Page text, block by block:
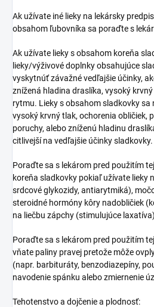
Ak užívate iné lieky na lekársky
obsahom ľubovníka sa poraďte s
Ak užívate lieky s obsahom koreňa
lieky/výživové doplnky obsahujúce
vyskytnúť závažné vedľajšie účinky,
znížená hladina draslíka, vysoký
rytmu. Lieky s obsahom sladkovky sa
vysoký krvný tlak, ochorenia obličiek,
poruchy, alebo zníženú hladinu
citlivejší na vedľajšie účinky sladkovky.
Poraďte sa s lekárom pred použitím
koreňa sladkovky pokiaľ užívate lieky
srdcové glykozidy, antiarytmiká),
steroidné hormóny kôry nadobličiek
na liečbu zápchy (stimulujúce
Poraďte sa s lekárom pred použitím
vňate paliny pravej pretože môže
(napr. barbituráty, benzodiazepíny,
navodenie spánku alebo zmiernenie
Tehotenstvo a dojčenie a plodnosť: